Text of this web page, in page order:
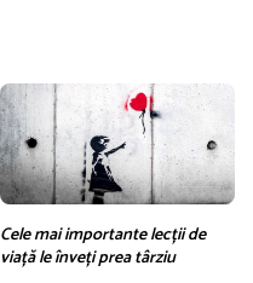
Cele mai importante lecții de
viață le înveți prea târziu